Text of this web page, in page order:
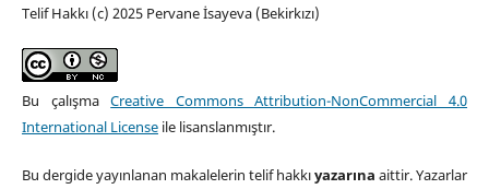
Telif Hakkı (c) 2025 Pervane İsayeva (Bekirkızı)
Bu çalışmaCreative Commons Attribution-NonCommercial 4.0
International Licenseile lisanslanmıştır.
Bu dergide yayınlanan makalelerin telif hakkıyazarına aittir. Yazarlar